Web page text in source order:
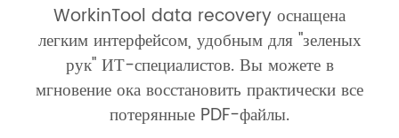
WorkinTool data recovery оснащена
легким интерфейсом, удобным для "зеленых
рук" ИТ-специалистов. Вы можете в
мгновение ока восстановить практически все
потерянные PDF-файлы.